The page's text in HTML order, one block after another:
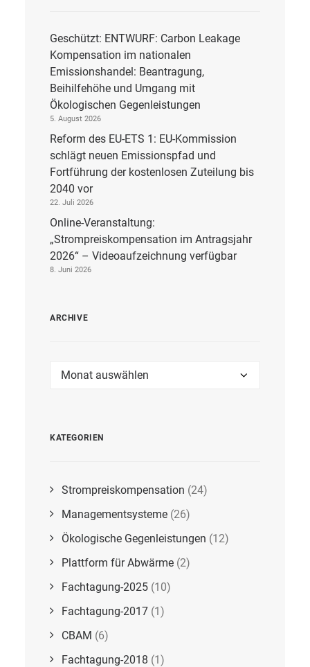
Geschützt: ENTWURF: Carbon Leakage
Kompensation im nationalen
Emissionshandel: Beantragung,
Beihilfehöhe und Umgang mit
Ökologischen Gegenleistungen
5. August 2026
Reform des EU-ETS 1: EU-Kommission
schlägt neuen Emissionspfad und
Fortführung der kostenlosen Zuteilung bis
2040 vor
22. Juli 2026
Online-Veranstaltung:
„Strompreiskompensation im Antragsjahr
2026“ – Videoaufzeichnung verfügbar
8. Juni 2026
ARCHIVE
Archive
KATEGORIEN
Strompreiskompensation (24)
Managementsysteme (26)
Ökologische Gegenleistungen (12)
Plattform für Abwärme (2)
Fachtagung-2025 (10)
Fachtagung-2017 (1)
CBAM (6)
Fachtagung-2018 (1)